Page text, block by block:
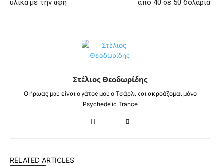
υλικά με την αφή από 40 σε 50 δολάρια
Στέλιος Θεοδωρίδης
Ο ήρωας μου είναι ο γάτος μου ο Τσάρλι και ακροάζομαι μόνο
Psychedelic Trance
RELATED ARTICLES